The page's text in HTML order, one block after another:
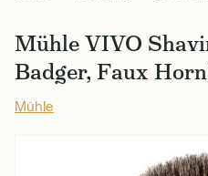
Mühle VIVO
Badger, Faux
Mühle